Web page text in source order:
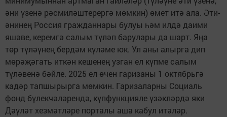
әни үзенә рәсмиләштерергә мөмкин) өмет итә ала. Әти-
әнинең Россия гражданнары булуы һәм илдә даими
яшәве, керемгә салым түләп барулары да шарт. Яңа
төр түләүнең бердәм күләме юк. Ул аны алырга дип
мөрәҗәгать иткән кешенең узган ел күпме салым
түләвенә бәйле. 2025 ел өчен гаризаны 1 октябрьгә
кадәр тапшырырга мөмкин. Гаризаларны Социаль
фонд бүлекчәләрендә, күпфункцияле үзәкләрдә яки
Дәүләт хезмәтләре порталы аша кабул итәләр.